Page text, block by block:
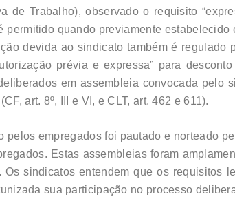
de Trabalho), observado o requisito
permitido quando previamente
devida ao sindicato também é
prévia e expressa” para
em assembleia convocada pelo
art. 8º, III e VI, e CLT, art. 462 e 611).
pelos empregados foi pautado e norteado
Estas assembleias foram
sindicatos entendem que os requisitos
sua participação no processo